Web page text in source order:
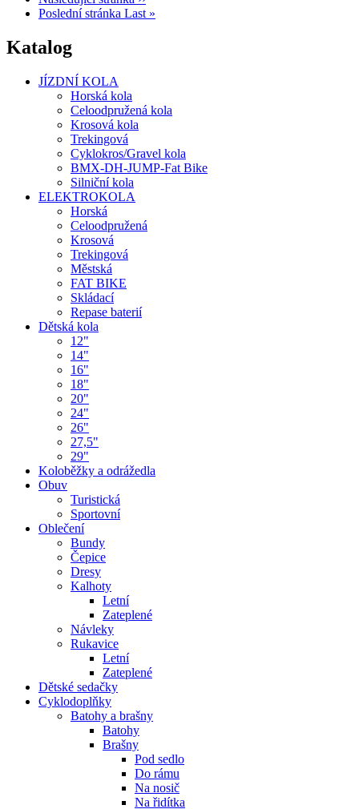
Poslední stránka Last »
Katalog
JÍZDNÍ KOLA
Horská kola
Celoodpružená kola
Krosová kola
Trekingová
Cyklokros/Gravel kola
BMX-DH-JUMP-Fat Bike
Silniční kola
ELEKTROKOLA
Horská
Celoodpružená
Krosová
Trekingová
Městská
FAT BIKE
Skládací
Repase baterií
Dětská kola
12"
14"
16"
18"
20"
24"
26"
27,5"
29"
Koloběžky a odrážedla
Obuv
Turistická
Sportovní
Oblečení
Bundy
Čepice
Dresy
Kalhoty
Letní
Zateplené
Návleky
Rukavice
Letní
Zateplené
Dětské sedačky
Cyklodoplňky
Batohy a brašny
Batohy
Brašny
Pod sedlo
Do rámu
Na nosič
Na řidítka